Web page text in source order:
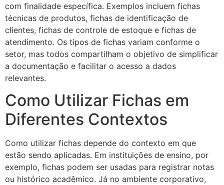
com finalidade específica. Exemplos incluem fichas
técnicas de produtos, fichas de identificação de
clientes, fichas de controle de estoque e fichas de
atendimento. Os tipos de fichas variam conforme o
setor, mas todos compartilham o objetivo de simplificar
a documentação e facilitar o acesso a dados
relevantes.
Como Utilizar Fichas em
Diferentes Contextos
Como utilizar fichas depende do contexto em que
estão sendo aplicadas. Em instituições de ensino, por
exemplo, fichas podem ser usadas para registrar notas
ou histórico acadêmico. Já no ambiente corporativo,